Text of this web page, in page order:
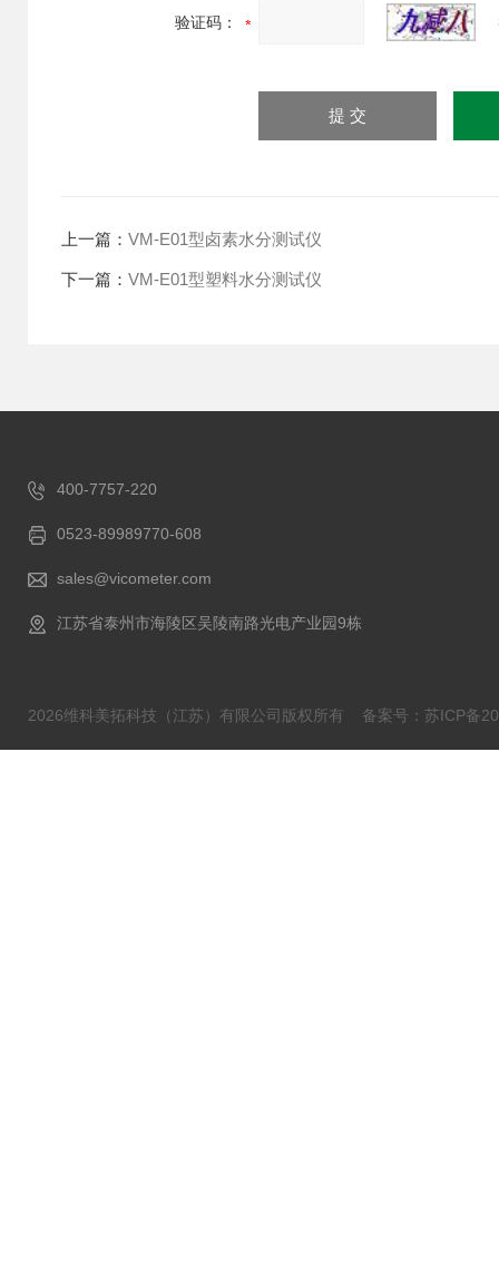
验证码：
上一篇： VM-E01型卤素水分测试仪
下一篇： VM-E01型塑料水分测试仪
400-7757-220
0523-89989770-608
sales@vicometer.com
江苏省泰州市海陵区吴陵南路光电产业园9栋
2026维科美拓科技（江苏）有限公司版权所有 备案号：苏ICP备